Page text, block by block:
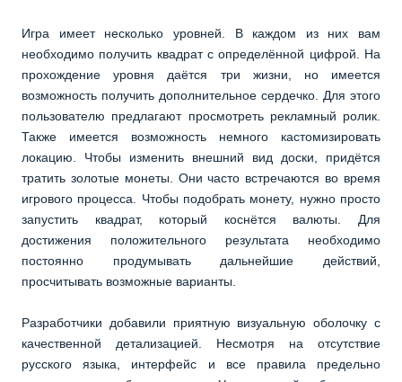
Игра имеет несколько уровней. В каждом из них вам
необходимо получить квадрат с определённой цифрой. На
прохождение уровня даётся три жизни, но имеется
возможность получить дополнительное сердечко. Для этого
пользователю предлагают просмотреть рекламный ролик.
Также имеется возможность немного кастомизировать
локацию. Чтобы изменить внешний вид доски, придётся
тратить золотые монеты. Они часто встречаются во время
игрового процесса. Чтобы подобрать монету, нужно просто
запустить квадрат, который коснётся валюты. Для
достижения положительного результата необходимо
постоянно продумывать дальнейшие действий,
просчитывать возможные варианты.
Разработчики добавили приятную визуальную оболочку с
качественной детализацией. Несмотря на отсутствие
русского языка, интерфейс и все правила предельно